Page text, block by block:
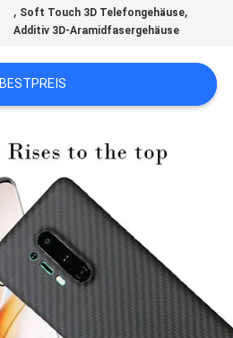
, Soft Touch 3D Telefongehäuse,
Additiv 3D-Aramidfasergehäuse
BESTPREIS